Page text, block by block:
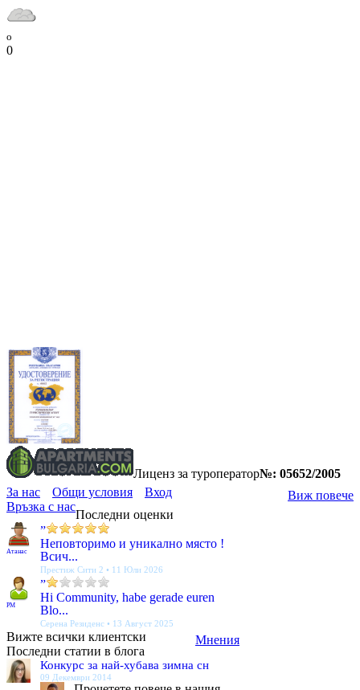
o
0
Лиценз за туроператор№: 05652/2005
Виж повече
За нас Общи условия
Вход
Връзка с нас
Последни оценки
Атанас
”
Неповторимо и уникално място !
Всич...
Престиж Сити 2 • 11 Юли 2026
PM
”
Hi Community, habe gerade euren
Blo...
Серена Резиденс • 13 Август 2025
Мнения
Вижте всички клиентски
Последни статии в блога
Конкурс за най-хубава зимна сн
09 Декември 2014